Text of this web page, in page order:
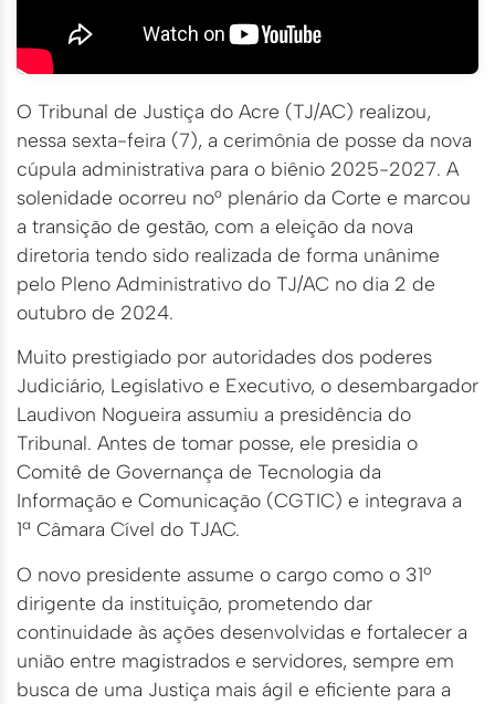
O Tribunal de Justiça do Acre (TJ/AC) realizou,
nessa sexta-feira (7), a cerimônia de posse da nova
cúpula administrativa para o biênio 2025-2027. A
solenidade ocorreu no° plenário da Corte e marcou
a transição de gestão, com a eleição da nova
diretoria tendo sido realizada de forma unânime
pelo Pleno Administrativo do TJ/AC no dia 2 de
outubro de 2024.
Muito prestigiado por autoridades dos poderes
Judiciário, Legislativo e Executivo, o desembargador
Laudivon Nogueira assumiu a presidência do
Tribunal. Antes de tomar posse, ele presidia o
Comitê de Governança de Tecnologia da
Informação e Comunicação (CGTIC) e integrava a
1ª Câmara Cível do TJAC.
O novo presidente assume o cargo como o 31º
dirigente da instituição, prometendo dar
continuidade às ações desenvolvidas e fortalecer a
união entre magistrados e servidores, sempre em
busca de uma Justiça mais ágil e eficiente para a